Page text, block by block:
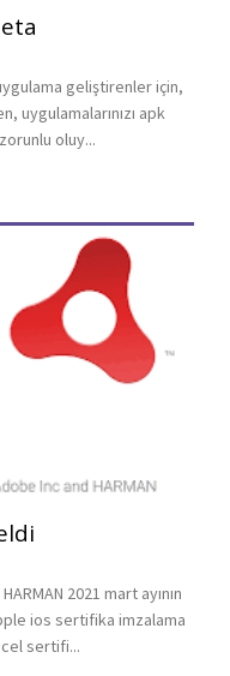
geliştirenler için,
uygulamalarınızı apk
oluy...
2021 mart ayının
ios sertifika imzalama
sertifi...